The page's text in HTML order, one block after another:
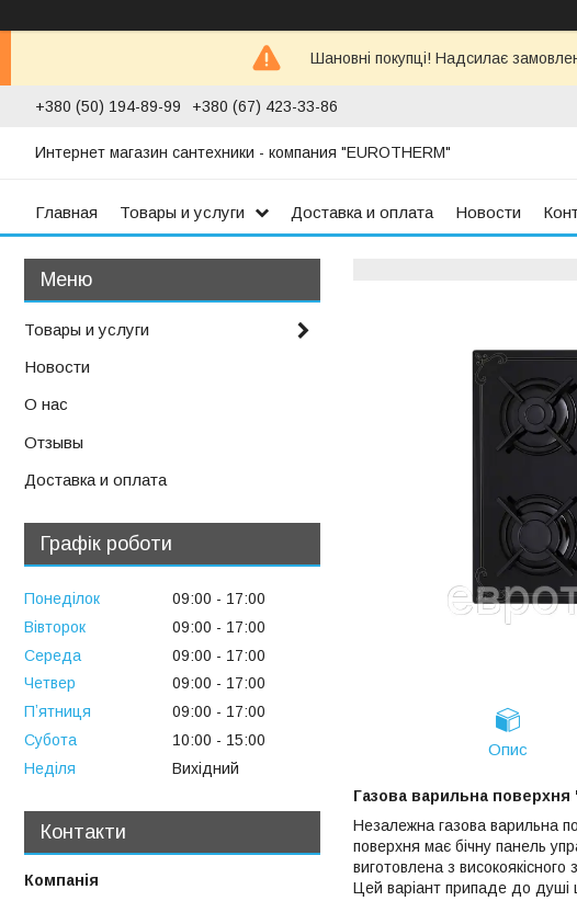
Шановні покупці! Надсилає
+380 (50) 194-89-99 +380 (67) 423-33-86
Интернет магазин сантехники - компания "EUROTHERM"
Главная Товары и услуги Доставка и оплата Новости
Опис
Газова варильна поверхня
Незалежна газова варильна
поверхня має бічну панель
виготовлена з
Цей варіант припаде до душі
Товары и услуги
Новости
О нас
Отзывы
Доставка и оплата
Графік роботи
Понеділок 09:00
17:00
Вівторок
09:00
17:00
Середа
09:00
17:00
Четвер
09:00
17:00
Пʼятниця
09:00
17:00
Субота
10:00
15:00
Неділя
Вихідний
Контакти